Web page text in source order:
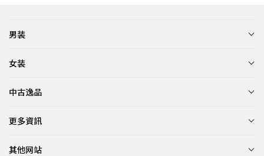
男装
女装
中古逸品
更多資訊
其他网站